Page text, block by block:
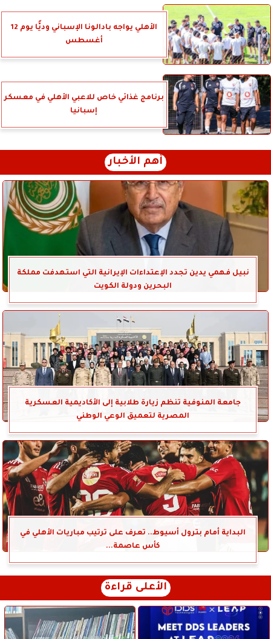
الأهلي يواجه بادالونا الإسباني وديًّا يوم 12
أغسطس
برنامج غذائي خاص للاعبي الأهلي في معسكر
إسبانيا
أهم الأخبار
نبيل فهمي يدين تجدد الإعتداءات الإيرانية التي استهدفت مملكة
البحرين ودولة الكويت
جامعة المنوفية تنظم زيارة طلابية إلى الأكاديمية العسكرية
المصرية لتعميق الوعي الوطني
البداية أمام بترول أسيوط.. تعرف على ترتيب مباريات الأهلي في
كأس عاصمة...
الأعلى قراءة